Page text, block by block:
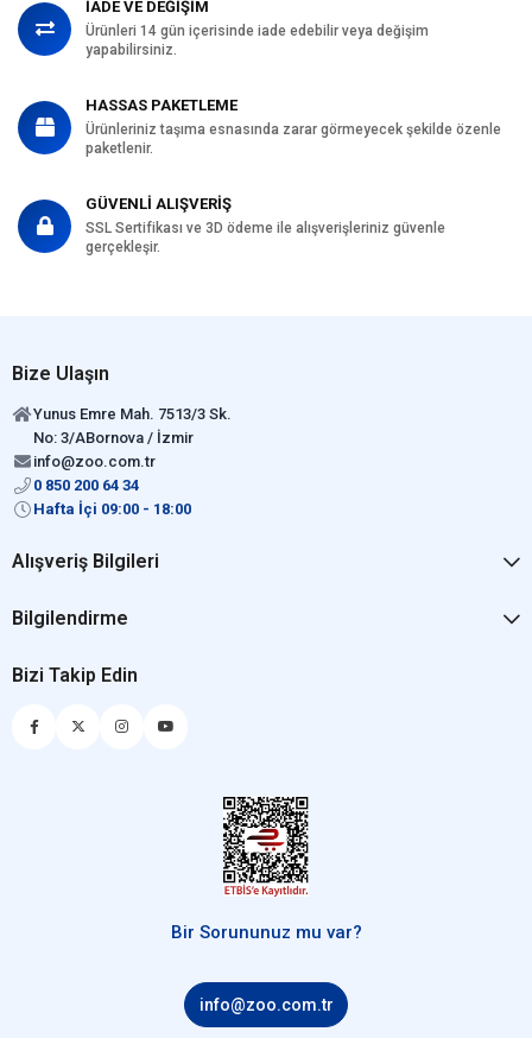
İADE VE DEĞİŞİM
Ürünleri 14 gün içerisinde iade edebilir veya değişim
yapabilirsiniz.
HASSAS PAKETLEME
Ürünleriniz taşıma esnasında zarar görmeyecek şekilde özenle
paketlenir.
GÜVENLİ ALIŞVERİŞ
SSL Sertifikası ve 3D ödeme ile alışverişleriniz güvenle
gerçekleşir.
Bize Ulaşın
Yunus Emre Mah. 7513/3 Sk.
No: 3/ABornova / İzmir
info@zoo.com.tr
0 850 200 64 34
Hafta İçi 09:00 - 18:00
Alışveriş Bilgileri
Bilgilendirme
Bizi Takip Edin
Bir Sorununuz mu var?
info@zoo.com.tr